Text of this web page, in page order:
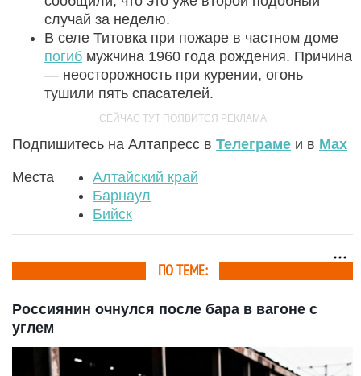
случай за неделю.
В селе Титовка при пожаре в частном доме
погиб мужчина 1960 года рождения. Причина
— неосторожность при курении, огонь
тушили пять спасателей.
Подпишитесь на Алтапресс в Телеграме и в Max
Места
Алтайский край
Барнаул
Бийск
ПО ТЕМЕ:
Россиянин очнулся после бара в вагоне с
углем